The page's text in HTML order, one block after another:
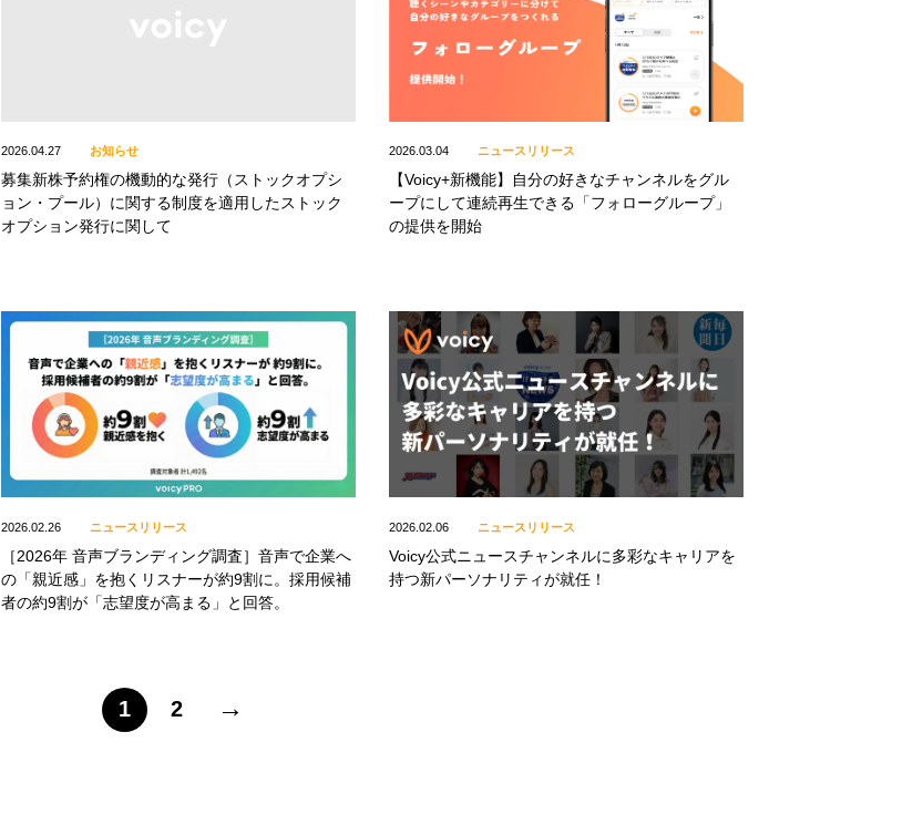
2026.04.27 お知らせ
募集新株予約権の機動的な発行（ストックオプシ
ョン・プール）に関する制度を適用したストック
オプション発行に関して
2026.03.04 ニュースリリース
【Voicy+新機能】自分の好きなチャンネルをグル
ープにして連続再生できる「フォローグループ」
の提供を開始
2026.02.26 ニュースリリース
［2026年 音声ブランディング調査］音声で企業へ
の「親近感」を抱くリスナーが約9割に。採用候補
者の約9割が「志望度が高まる」と回答。
2026.02.06 ニュースリリース
Voicy公式ニュースチャンネルに多彩なキャリアを
持つ新パーソナリティが就任！
1 2 →